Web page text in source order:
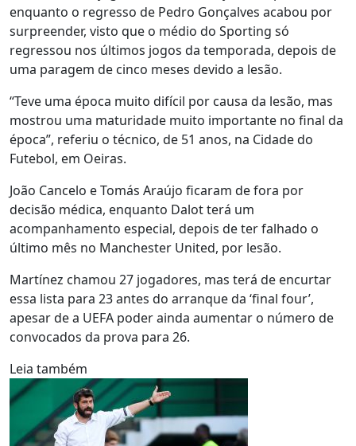
enquanto o regresso de Pedro Gonçalves acabou por
surpreender, visto que o médio do Sporting só
regressou nos últimos jogos da temporada, depois de
uma paragem de cinco meses devido a lesão.
“Teve uma época muito difícil por causa da lesão, mas
mostrou uma maturidade muito importante no final da
época”, referiu o técnico, de 51 anos, na Cidade do
Futebol, em Oeiras.
João Cancelo e Tomás Araújo ficaram de fora por
decisão médica, enquanto Dalot terá um
acompanhamento especial, depois de ter falhado o
último mês no Manchester United, por lesão.
Martínez chamou 27 jogadores, mas terá de encurtar
essa lista para 23 antes do arranque da ‘final four’,
apesar de a UEFA poder ainda aumentar o número de
convocados da prova para 26.
Leia também